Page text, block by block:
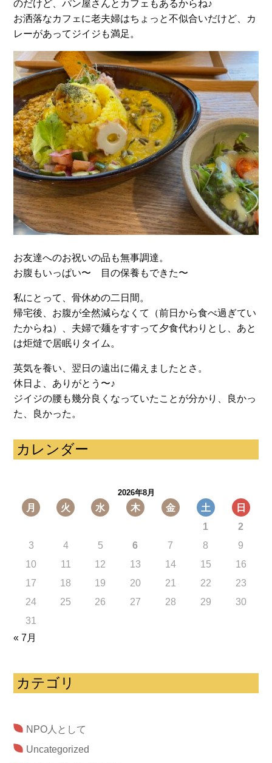
のだけど、パン屋さんとカフェもあるからね♪
お洒落なカフェに老夫婦はちょっと不似合いだけど、カ
レーがあってジイジも満足。
お友達へのお祝いの品も無事調達。
お腹もいっぱい〜 目の保養もできた〜
私にとって、骨休めの二日間。
帰宅後、お腹が全然減らなくて（前日から食べ過ぎてい
たからね）、夫婦で麺をすすって夕食代わりとし、あと
は炬燵で居眠りタイム。
英気を養い、翌日の遠出に備えましたとさ。
休日よ、ありがとう〜♪
ジイジの腰も幾分良くなっていたことが分かり、良かっ
た、良かった。
カレンダー
2026年8月
月 火 水 木 金 土
日
1
2
3
4 5 6 7 8
9
10
11 12 13 14 15
16
17
18 19 20 21 22
23
24
25 26 27 28 29
30
31
« 7月
カテゴリ
NPO人として
Uncategorized